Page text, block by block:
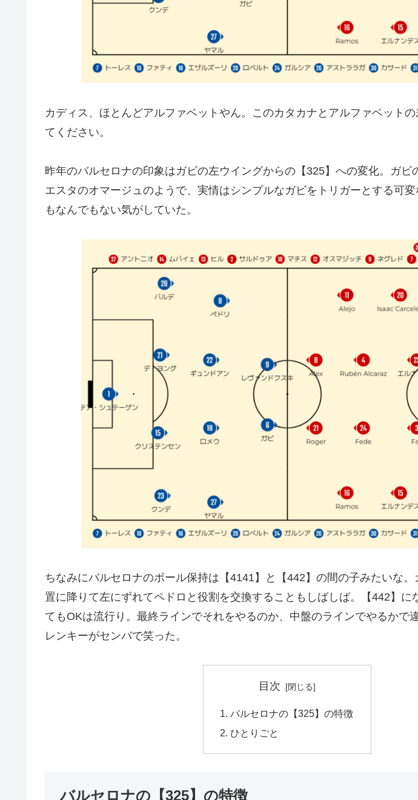
カディス、ほとんどアルファベットやん。このカタカナとアルファベット
てください。
昨年のバルセロナの印象はガビの左ウイングからの【325】への変化。ガビ
エスタのオマージュのようで、実情はシンプルなガビをトリガーとする可
もなんでもない気がしていた。
ちなみにバルセロナのボール保持は【4141】と【442】の間の子みたいな
置に降りて左にずれてペドロと役割を交換することもしばしば。【442】に
てもOKは流行り。最終ラインでそれをやるのか、中盤のラインでやるかで
レンキーがセンバで笑った。
目次
バルセロナの【325】の特徴
ひとりごと
バルセロナの【325】の特徴